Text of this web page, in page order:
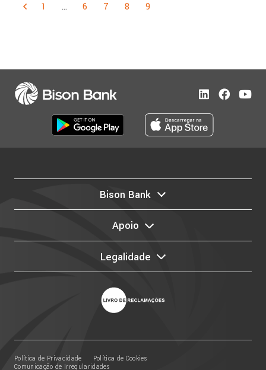
1 … 6 7 8 9
Bison Bank
Apoio
Legalidade
Política de Privacidade
Política de Cookies
Comunicação de Irregularidades